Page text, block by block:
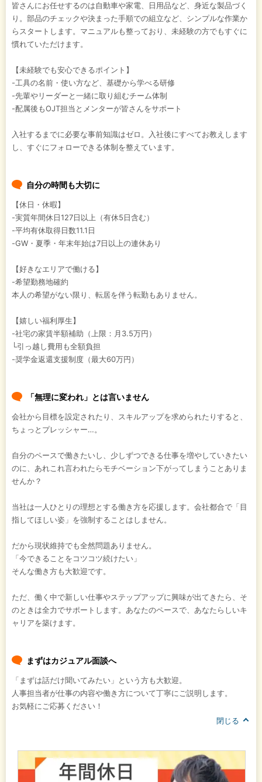
皆さんにお任せするのは自動車や家電、日用品など、身近な製品づく
り。部品のチェックや決まった手順での組立など、シンプルな作業か
らスタートします。マニュアルも整っており、未経験の方でもすぐに
慣れていただけます。
【未経験でも安心できるポイント】
-工具の名前・使い方など、基礎から学べる研修
-先輩やリーダーと一緒に取り組むチーム体制
-配属後もOJT担当とメンターが皆さんをサポート
入社するまでに必要な事前知識はゼロ。入社後にすべてお教えします
し、すぐにフォローできる体制を整えています。
自分の時間も大切に
【休日・休暇】
-実質年間休日127日以上（有休5日含む）
-平均有休取得日数11.1日
-GW・夏季・年末年始は7日以上の連休あり
【好きなエリアで働ける】
-希望勤務地確約
本人の希望がない限り、転居を伴う転勤もありません。
【嬉しい福利厚生】
-社宅の家賃半額補助（上限：月3.5万円）
└引っ越し費用も全額負担
-奨学金返還支援制度（最大60万円）
「無理に変われ」とは言いません
会社から目標を設定されたり、スキルアップを求められたりすると、
ちょっとプレッシャー…。
自分のペースで働きたいし、少しずつできる仕事を増やしていきたい
のに、あれこれ言われたらモチベーション下がってしまうことありま
せんか？
当社は一人ひとりの理想とする働き方を応援します。会社都合で「目
指してほしい姿」を強制することはしません。
だから現状維持でも全然問題ありません。
「今できることをコツコツ続けたい」
そんな働き方も大歓迎です。
ただ、働く中で新しい仕事やステップアップに興味が出てきたら、そ
のときは全力でサポートします。あなたのペースで、あなたらしいキ
ャリアを築けます。
まずはカジュアル面談へ
「まずは話だけ聞いてみたい」という方も大歓迎。
人事担当者が仕事の内容や働き方について丁寧にご説明します。
お気軽にご応募ください！
閉じる